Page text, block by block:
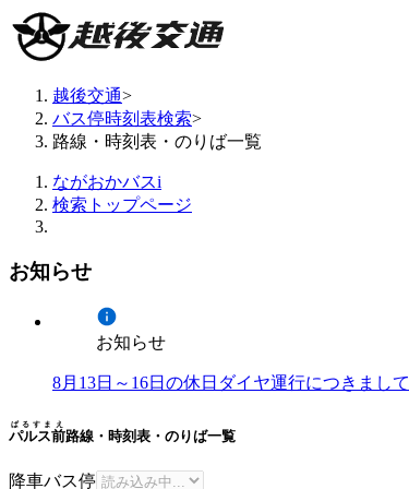
越後交通>
バス停時刻表検索>
路線・時刻表・のりば一覧
ながおかバスi
検索トップページ
お知らせ
お知らせ
8月13日～16日の休日ダイヤ運行につきまして
パルス前
ぱるすまえ
路線・時刻表・のりば一覧
降車バス停